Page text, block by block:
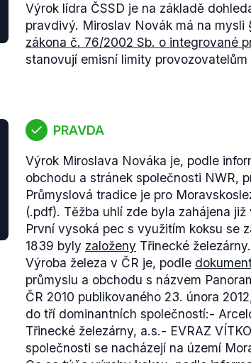
Výrok lídra ČSSD je na základě
pravdivý. Miroslav Novák má na mysli
zákona č. 76/2002 Sb. o integrované
stanovují emisní limity provozovatelům
PRAVDA
Výrok Miroslava Nováka je, podle
obchodu a stránek společnosti NWR,
Průmyslová tradice je pro
(.pdf). Těžba uhlí zde byla zahájena
První vysoká pec s využitím koksu se
1839 byly založeny Třinecké železárny.
Výroba železa v ČR je, podle
průmyslu a obchodu s názvem
ČR 2010 publikovaného 23. února
do tří dominantních společností:-
Třinecké železárny, a.s.- EVRAZ
společnosti se nacházejí na území